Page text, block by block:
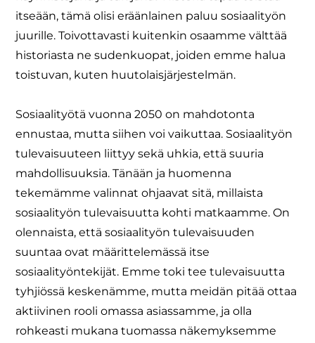
itseään, tämä olisi eräänlainen paluu sosiaalityön
juurille. Toivottavasti kuitenkin osaamme välttää
historiasta ne sudenkuopat, joiden emme halua
toistuvan, kuten huutolaisjärjestelmän.
Sosiaalityötä vuonna 2050 on mahdotonta
ennustaa, mutta siihen voi vaikuttaa. Sosiaalityön
tulevaisuuteen liittyy sekä uhkia, että suuria
mahdollisuuksia. Tänään ja huomenna
tekemämme valinnat ohjaavat sitä, millaista
sosiaalityön tulevaisuutta kohti matkaamme. On
olennaista, että sosiaalityön tulevaisuuden
suuntaa ovat määrittelemässä itse
sosiaalityöntekijät. Emme toki tee tulevaisuutta
tyhjiössä keskenämme, mutta meidän pitää ottaa
aktiivinen rooli omassa asiassamme, ja olla
rohkeasti mukana tuomassa näkemyksemme